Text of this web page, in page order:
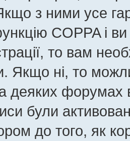
з ними усе
COPPA і
то вам
Якщо ні, то
деяких форумах
були
до того, як